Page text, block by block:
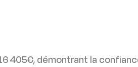
405€, démontrant la